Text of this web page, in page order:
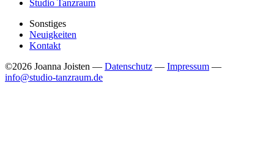
Studio Tanzraum
Sonstiges
Neuigkeiten
Kontakt
©2026 Joanna Joisten — Datenschutz — Impressum —
info@studio-tanzraum.de